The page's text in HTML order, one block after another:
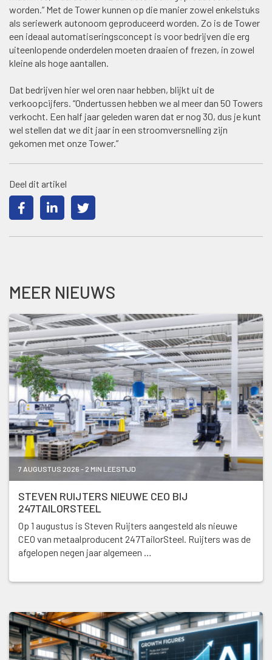
worden.” Met de Tower kunnen op die manier zowel enkelstuks
als seriewerk autonoom geproduceerd worden. Zo is de Tower
een ideaal automatiseringsconcept is voor bedrijven die erg
uiteenlopende onderdelen moeten draaien of frezen, in zowel
kleine als hoge aantallen.
Dat bedrijven hier wel oren naar hebben, blijkt uit de
verkoopcijfers. “Ondertussen hebben we al meer dan 50 Towers
verkocht. Een half jaar geleden waren dat er nog 30, dus je kunt
wel stellen dat we dit jaar in een stroomversnelling zijn
gekomen met onze Tower.”
Deel dit artikel
MEER NIEUWS
7 AUGUSTUS 2026 - 2 MIN LEESTIJD
STEVEN RUIJTERS NIEUWE CEO BIJ
247TAILORSTEEL
Op 1 augustus is Steven Ruijters aangesteld als nieuwe
CEO van metaalproducent 247TailorSteel. Ruijters was de
afgelopen negen jaar algemeen …